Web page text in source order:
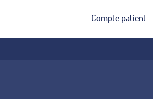
Compte patient